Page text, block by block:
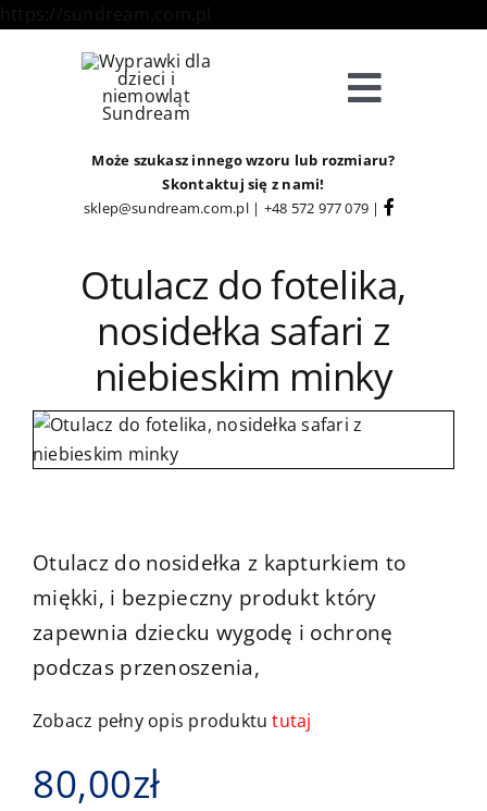
Toggle
Sklep
Strefa Klienta
Informacje
Może szukasz innego wzoru lub rozmiaru?
Skontaktuj się z nami!
sklep@sundream.com.pl| +48 572 977 079 |
Otulacz do fotelika,
nosidełka safari z
niebieskim minky
Otulacz do nosidełka z kapturkiem to
miękki, i bezpieczny produkt który
zapewnia dziecku wygodę i ochronę
podczas przenoszenia,
Zobacz pełny opis produktututaj
80,00zł